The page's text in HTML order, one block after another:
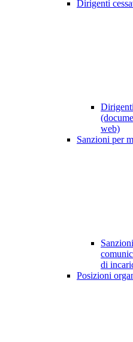
Dirigenti
web)
Sanzioni per
di
Posizioni